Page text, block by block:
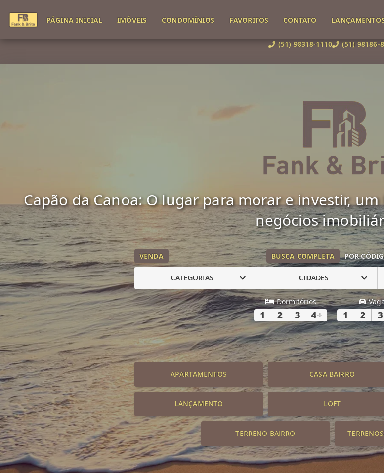
(51) 98318-1110 (51) 98186-
PÁGINA INICIAL IMÓVEIS CONDOMÍNIOS FAVORITOS CONTATO LANÇAMENTOS
Capão da Canoa: O lugar para morar e investir,
negócios
VENDA BUSCA COMPLETA POR
CATEGORIAS CIDADES
Dormitórios
1 2 3 4+ 1 2 3
APARTAMENTOS CASA BAIRRO
LANÇAMENTO LOFT
TERRENO BAIRRO